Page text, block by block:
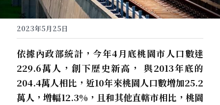
2023年5月25日
依據內政部統計，今年4月底桃園市人口數達
229.6萬人，創下歷史新高， 與2013年底的
204.4萬人相比，近10年來桃園人口數增加25.2
萬人，增幅12.3%，且和其他直轄市相比，桃園